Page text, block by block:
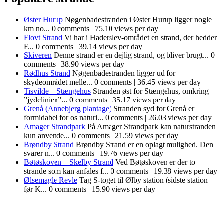
Øster Hurup Nøgenbadestranden i Øster Hurup ligger nogle
km no... 0 comments | 75.10 views per day
Flovt Strand Vi har i Haderslev-området en strand, der hedder
F... 0 comments | 39.14 views per day
Skiveren Denne strand er en dejlig strand, og bliver brugt... 0
comments | 38.90 views per day
Rødhus Strand Nøgenbadestranden ligger ud for
skydeområdet melle... 0 comments | 36.45 views per day
Tisvilde – Stængehus Stranden øst for Stængehus, omkring
”jydelinien”... 0 comments | 35.17 views per day
Grenå (Annebjerg plantage) Stranden syd for Grenå er
formidabel for os naturi... 0 comments | 26.03 views per day
Amager Strandpark På Amager Strandpark kan naturstranden
kun anvende... 0 comments | 21.59 views per day
Brøndby Strand Brøndby Strand er en oplagt mulighed. Den
svarer n... 0 comments | 19.76 views per day
Bøtøskoven – Skelby Strand Ved Bøtøskoven er der to
strande som kan anfales f... 0 comments | 19.38 views per day
Ølsemagle Revle Tag S-toget til Ølby station (sidste station
før K... 0 comments | 15.90 views per day